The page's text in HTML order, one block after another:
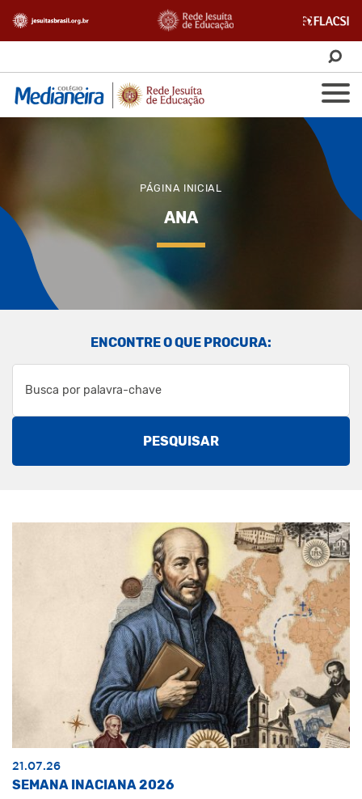
PÁGINA INICIAL
ANA
ENCONTRE O QUE PROCURA:
PESQUISAR
21.07.26
SEMANA INACIANA 2026